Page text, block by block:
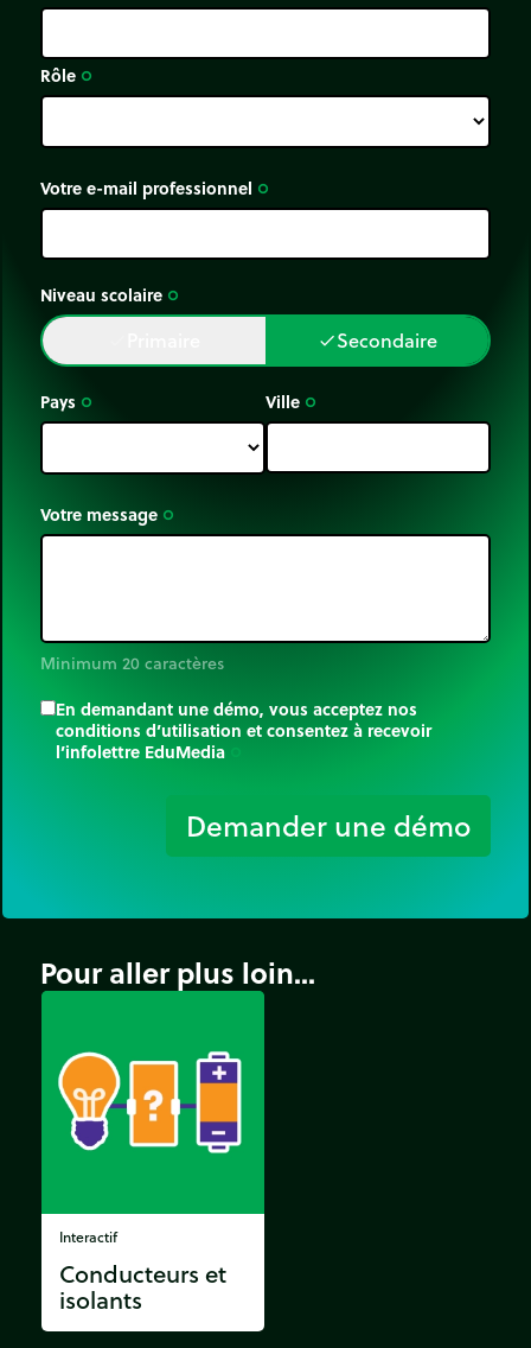
Rôle trip_origin
Votre e-mail professionnel trip_origin
Niveau scolaire trip_origin
doneSecondaire
Pays trip_origin Ville trip_origin
Votre message trip_origin
Minimum 20 caractères
En demandant une démo, vous acceptez nos
conditions d’utilisation et consentez à recevoir
l’infolettre EduMedia
Demander une démo
Pour aller plus loin...
Interactif
Conducteurs et
isolants